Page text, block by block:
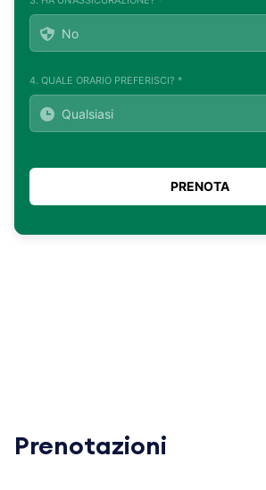
4. QUALE ORARIO PREFERISCI? *
Prenotazioni